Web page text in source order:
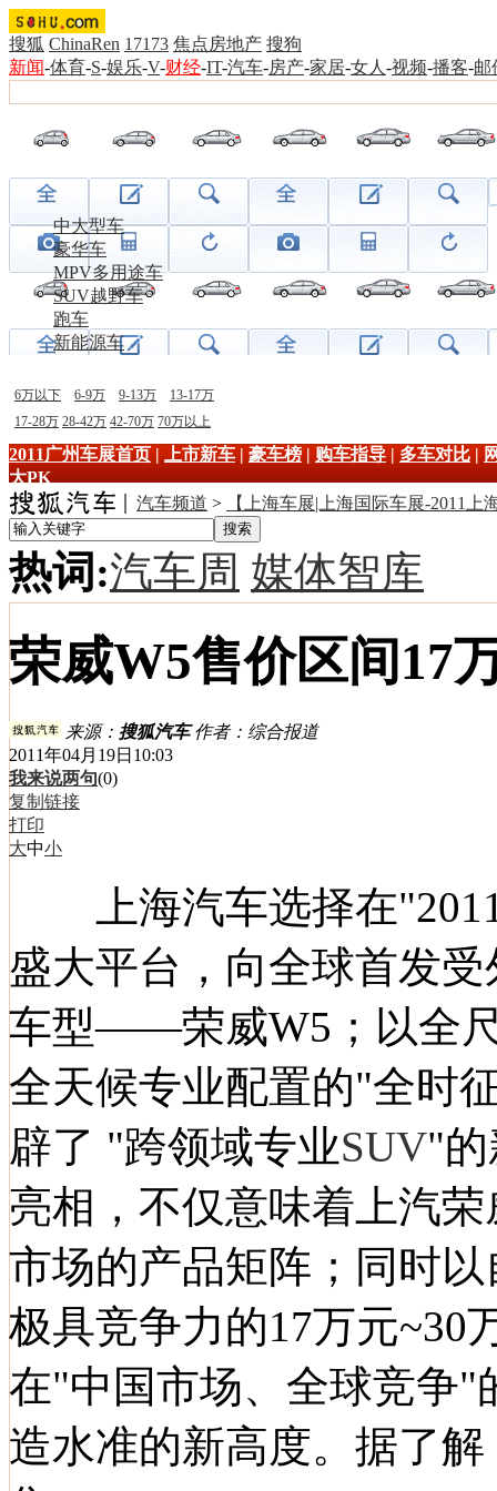
搜狐 ChinaRen 17173 焦点房地产 搜狗
新闻-体育-S-娱乐-V-财经-IT-汽车-房产-家居-女人 -视频-播客-邮
中大型车
豪华车
MPV多用途车
SUV越野车
跑车
新能源车
6万以下 6-9万 9-13万
13-17万
17-28万 28-42万 42-70万 70万以上
2011广州车展首页 | 上市新车 | 豪车榜 | 购车指导 | 多车对比 |
大PK
汽车频道 > 【上海车展|上海国际车展-2011上
热词:汽车周 媒体智库
荣威W5售价区间17
来源： 搜狐汽车作者：综合报道
2011年04月19日10:03
我来说两句(0)
复制链接
打印
大中小
上海汽车选择在
盛大平台，向全球首发
车型——荣威W5 ；以全
全天候专业配置的"全时
辟了 "跨领域专业SUV"
亮相，不仅意味着 上汽
市场的产品矩阵；同时
极具竞争力的17万元~30
在"中国市场、全球竞争"
造水准的新高度。据了